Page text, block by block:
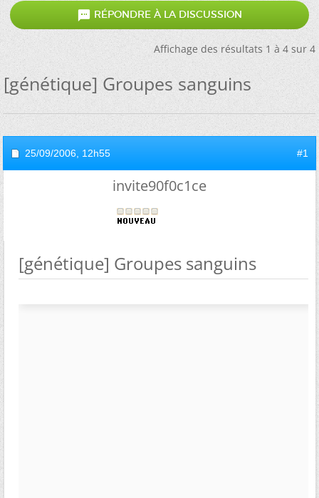
 RÉPONDRE À LA DISCUSSION
Affichage des résultats 1 à 4 sur 4
[génétique] Groupes sanguins
25/09/2006, 12h55 #1
invite90f0c1ce
[génétique] Groupes sanguins